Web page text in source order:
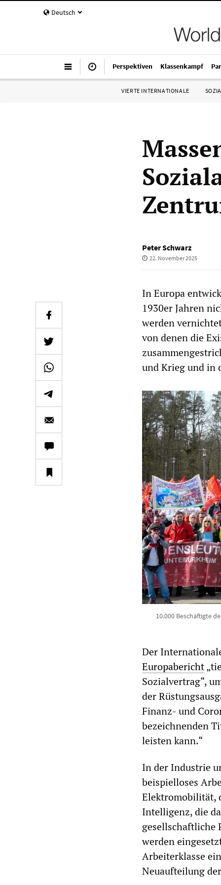
Deutsch
Perspektiven Klassenkampf
VIERTE INTERNATIONALE
Peter Schwarz
22. November 2025
In Europa
1930er Jahren
werden
von denen die
und Krieg und in
10.000 Beschäftigte
Der
Europabericht
Sozialvertrag“,
der
Finanz- und
bezeichnenden
leisten kann.“
In der Industrie
beispielloses
Elektromobilität,
Intelligenz, die
gesellschaftliche
werden
Arbeiterklasse
Neuaufteilung